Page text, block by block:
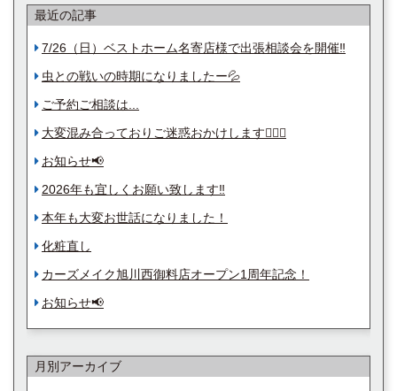
最近の記事
7/26（日）ベストホーム名寄店様で出張相談会を開催‼︎
虫との戦いの時期になりましたー💦
ご予約ご相談は...
大変混み合っておりご迷惑おかけします🙇🏻‍♂️
お知らせ📢
2026年も宜しくお願い致します‼︎
本年も大変お世話になりました！
化粧直し
カーズメイク旭川西御料店オープン1周年記念！
お知らせ📢
月別アーカイブ